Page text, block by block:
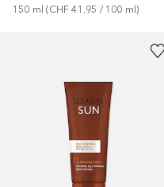
150 ml (CHF 41.95 / 100 ml)